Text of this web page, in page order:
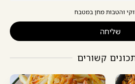
והטבות מחן במטבח
שליחה
קשורים